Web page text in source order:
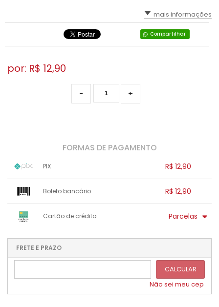
mais informações
Compartilhar
por: R$ 12,90
+
-
FORMAS DE PAGAMENTO
PIX R$ 12,90
.
Boleto bancário R$ 12,90
.
Cartão de crédito Parcelas
...
....
FRETE E PRAZO
CALCULAR
Não sei meu cep